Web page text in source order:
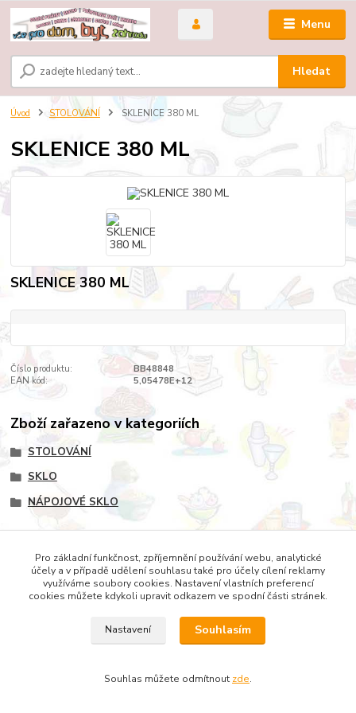
Menu
Hledat
Úvod STOLOVÁNÍ SKLENICE 380 ML
SKLENICE 380 ML
SKLENICE 380 ML
Číslo produktu:
BB48848
EAN kód:
5,05478E+12
Zboží zařazeno v kategoriích
STOLOVÁNÍ
SKLO
NÁPOJOVÉ SKLO
Copyright © 2022 DOMESTICUS - VŠE PRO DŮM, BYT A
ZAHRADU
Pro základní funkčnost, zpříjemnění používání webu, analytické
účely a v případě udělení souhlasu také pro účely cílení reklamy
využíváme soubory cookies. Nastavení vlastních preferencí
cookies můžete kdykoli upravit odkazem ve spodní části stránek.
Nastavení Souhlasím
Souhlas můžete odmítnout zde.